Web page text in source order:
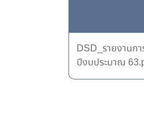
DSD_รายงานกา
ปีงบประมาณ